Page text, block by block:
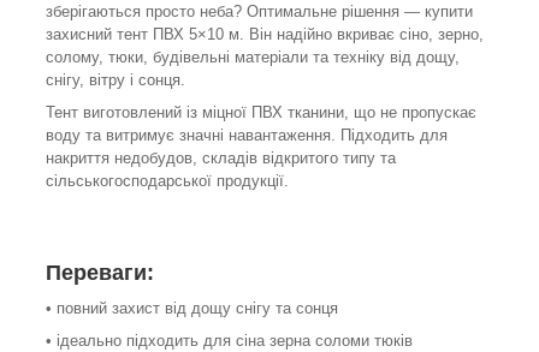
зберігаються просто неба? Оптимальне рішення — купити
захисний тент ПВХ 5×10 м. Він надійно вкриває сіно, зерно,
солому, тюки, будівельні матеріали та техніку від дощу,
снігу, вітру і сонця.
Тент виготовлений із міцної ПВХ тканини, що не пропускає
воду та витримує значні навантаження. Підходить для
накриття недобудов, складів відкритого типу та
сільськогосподарської продукції.
Переваги:
• повний захист від дощу снігу та сонця
• ідеально підходить для сіна зерна соломи тюків